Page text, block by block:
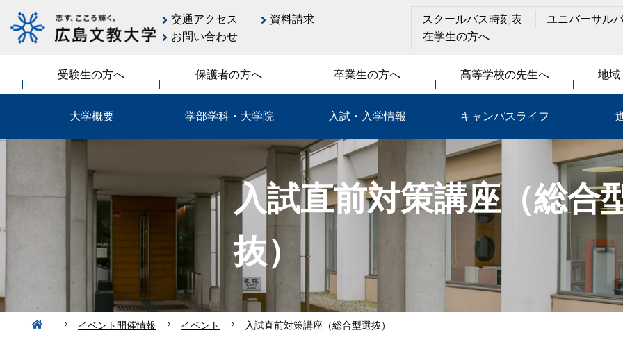
交通アクセス
資料請求
お問い合わせ
スクールバス時刻表
ユニバーサル
在学生の方へ
受験生の方へ 保護者の方へ 卒業生の方へ 高等学校の先生へ 地域
大学概要 学部学科・大学院 入試・入学情報 キャンパスライフ
入試直前対策講座（総合
抜）
イベント開催情報 イベント 入試直前対策講座（総合型選抜）